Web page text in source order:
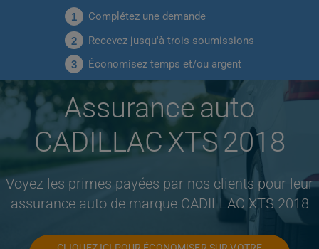
1 Complétez une demande
2 Recevez jusqu'à trois soumissions
3 Économisez temps et/ou argent
Assurance auto
CADILLAC XTS 2018
Voyez les primes payées par nos clients pour leur
assurance auto de marque CADILLAC XTS 2018